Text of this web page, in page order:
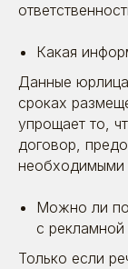
Какая
Данные
сроках
упрощает то,
договор,
необходимыми
Можно ли
с
Только если